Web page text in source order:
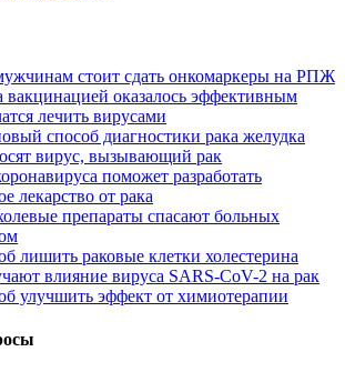
стоит сдать онкомаркеры на РПЖ
вакцинацией оказалось эффективным
лечить вирусами
способ диагностики рака желудка
вирус, вызывающий рак
поможет разработать
лекарство от рака
препараты спасают больных
лишить раковые клетки холестерина
влияние вируса SARS-CoV-2 на рак
улучшить эффект от химиотерапии